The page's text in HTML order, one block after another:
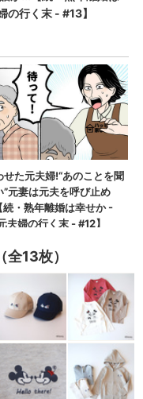
13枚）